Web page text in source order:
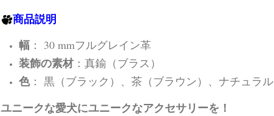
商品説明
幅： 30 mmフルグレイン革
装飾の素材：真鍮（ブラス）
色： 黒（ブラック）、茶（ブラウン）、ナチュラル
ユニークな愛犬にユニークなアクセサリーを！